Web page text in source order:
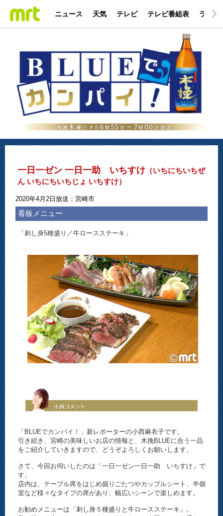
ニュース 天気 テレビ テレビ番組表 ラジオ
一日一ゼン 一日一助 いちすけ （いちにちいちぜ
ん いちにちいちじょ いちすけ）
2020年4月2日放送：宮崎市
看板メニュー
「刺し身5種盛り／牛ロースステーキ」
「BLUEでカンパイ！」新レポーターの小西麻衣子です。
引き続き、宮崎の美味しいお店の情報と、木挽BLUEに合う一品
をご紹介していきますので、どうぞよろしくお願いします。
さて、今回お伺いしたのは「一日一ゼン一日一助 いちすけ」で
す。
店内は、テーブル席をはじめ掘りごたつやカップルシート、半個
室など様々なタイプの席があり、幅広いシーンで楽しめます。
お勧めメニューは「刺し身５種盛りと牛ロースステーキ」。